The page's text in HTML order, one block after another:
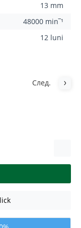
13 mm
48000 min‾¹
12 luni
След.